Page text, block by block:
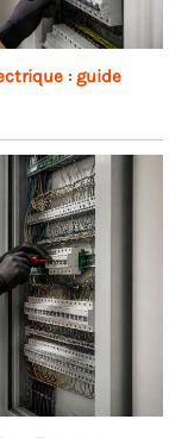
: guide